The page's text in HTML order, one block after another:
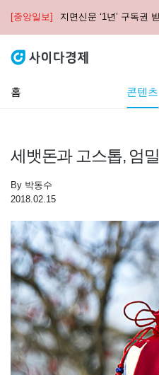
[중앙일보] 지면신문 ‘1년’ 구독권
홈 콘텐츠
세뱃돈과 고스톱, 엄
By 박동수
2018.02.15